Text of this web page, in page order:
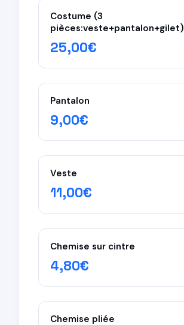
Costume (3
pièces:veste+pantalon+gilet)
25,00€
Pantalon
9,00€
Veste
11,00€
Chemise sur cintre
4,80€
Chemise pliée